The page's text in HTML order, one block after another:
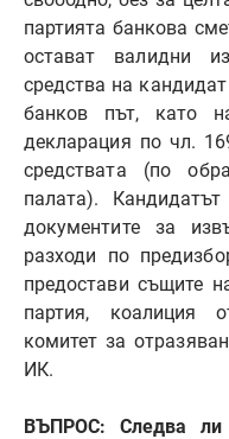
партията банкова
остават валидни
средства на
банков път, като
декларация по чл.
средствата (по
палата).
документите за
разходи по
предостави същите
партия, коалиция
комитет за
ИК.
ВЪПРОС: Следва ли